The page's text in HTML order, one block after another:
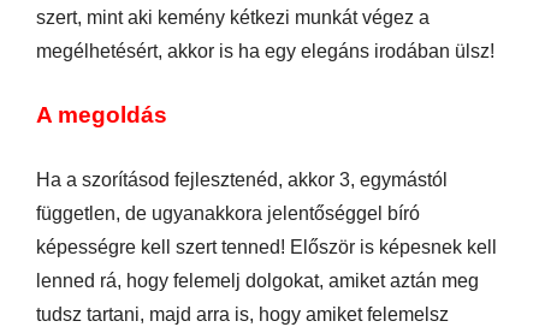
szert, mint aki kemény kétkezi munkát végez a
megélhetésért, akkor is ha egy elegáns irodában ülsz!
A megoldás
Ha a szorításod fejlesztenéd, akkor 3, egymástól
független, de ugyanakkora jelentőséggel bíró
képességre kell szert tenned! Először is képesnek kell
lenned rá, hogy felemelj dolgokat, amiket aztán meg
tudsz tartani, majd arra is, hogy amiket felemelsz